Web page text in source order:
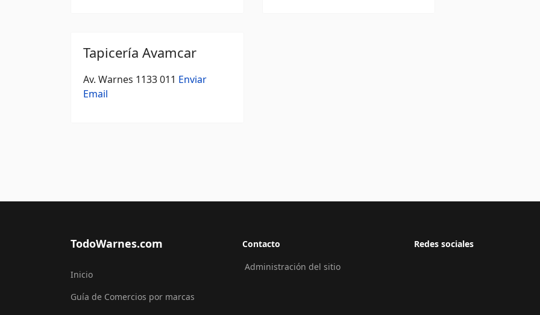
Tapicería Avamcar
Av. Warnes 1133 011 Enviar
Email
TodoWarnes.com
Inicio
Guía de Comercios por marcas
Contacto
Administración del sitio
Redes sociales